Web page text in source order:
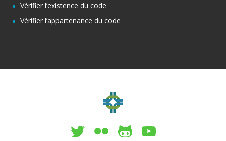
Vérifier l’existence du code
Vérifier l’appartenance du code